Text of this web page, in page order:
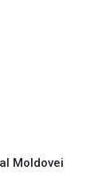
Moldovei